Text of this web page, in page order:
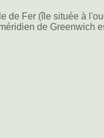
de Fer (île située à
de Greenwich